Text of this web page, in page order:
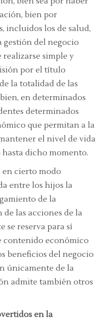
bien por
incluidos los de salud,
gestión del negocio
realizarse simple y
por el título
la totalidad de las
en determinados
determinados
que permitan a la
el nivel de vida
dicho momento.
en cierto modo
entre los hijos la
de la
las acciones de la
se reserva para sí
contenido económico
beneficios del negocio
únicamente de la
admite también otros
en la